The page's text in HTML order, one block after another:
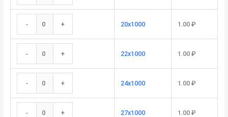
- + 20x1000 1.00₽
- + 22x1000 1.00₽
- + 24x1000 1.00₽
- + 27x1000 1.00₽